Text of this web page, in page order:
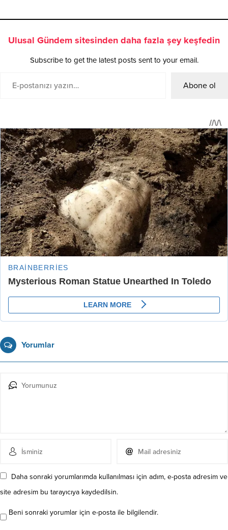
Ulusal Gündem sitesinden daha fazla şey keşfedin
Subscribe to get the latest posts sent to your email.
Abone ol
Yorumlar
Daha sonraki yorumlarımda kullanılması için adım, e-posta adresim ve
site adresim bu tarayıcıya kaydedilsin.
Beni sonraki yorumlar için e-posta ile bilgilendir.